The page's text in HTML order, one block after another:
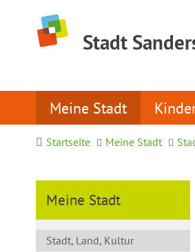
Stadt
Meine Stadt
Startseite Meine Stadt
Meine Stadt
Stadt, Land, Kultur